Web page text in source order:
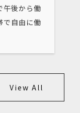
午後から働
で自由に働
View All